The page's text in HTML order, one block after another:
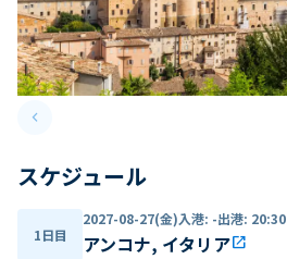
keyboard_arrow_leftPrevious slide
スケジュール
1日目
2027-08-27(金)入港: -出港: 20:30
アンコナ, イタリアopen_in_new